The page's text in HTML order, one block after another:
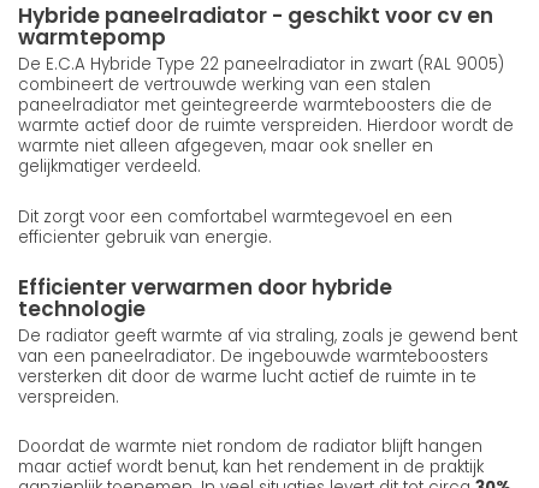
Hybride paneelradiator - geschikt voor cv en
warmtepomp
De E.C.A Hybride Type 22 paneelradiator in zwart (RAL 9005)
combineert de vertrouwde werking van een stalen
paneelradiator met geintegreerde warmteboosters die de
warmte actief door de ruimte verspreiden. Hierdoor wordt de
warmte niet alleen afgegeven, maar ook sneller en
gelijkmatiger verdeeld.
Dit zorgt voor een comfortabel warmtegevoel en een
efficienter gebruik van energie.
Efficienter verwarmen door hybride
technologie
De radiator geeft warmte af via straling, zoals je gewend bent
van een paneelradiator. De ingebouwde warmteboosters
versterken dit door de warme lucht actief de ruimte in te
verspreiden.
Doordat de warmte niet rondom de radiator blijft hangen
maar actief wordt benut, kan het rendement in de praktijk